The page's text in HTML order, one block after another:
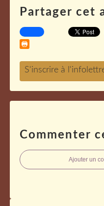
Partager cet
Commenter
Ajouter un